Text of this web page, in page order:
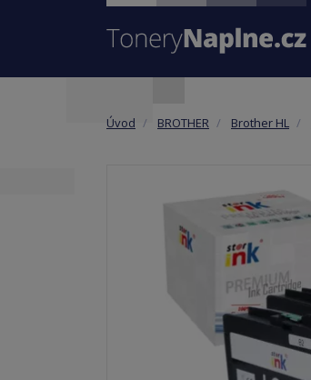
Úvod BROTHER Brother HL